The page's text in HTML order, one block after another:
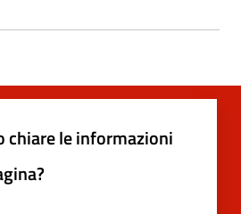
chiare le informazioni